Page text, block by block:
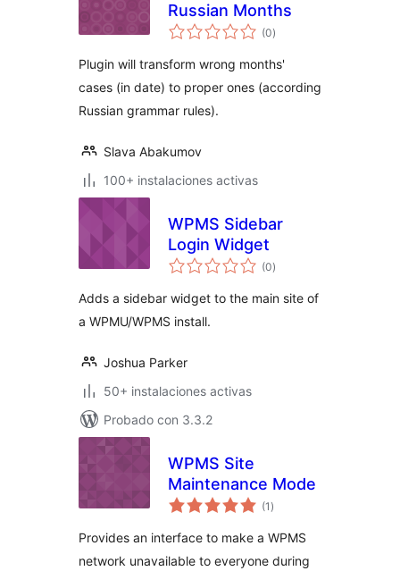
Russian Months
(0evaluación
total
)
Plugin will transform wrong months'
cases (in date) to proper ones (according
Russian grammar rules).
Slava Abakumov
100+ instalaciones activas
WPMS Sidebar
Login Widget
(0evaluación
total
)
Adds a sidebar widget to the main site of
a WPMU/WPMS install.
Joshua Parker
50+ instalaciones activas
Probado con 3.3.2
WPMS Site
Maintenance Mode
(1 evaluación
total
)
Provides an interface to make a WPMS
network unavailable to everyone during